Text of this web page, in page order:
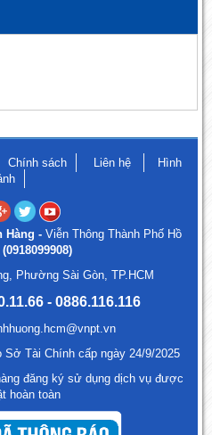
Chính sách Liên hệ
Hình
Hàng - Viễn Thông Thành Phố Hồ
(0918099908)
Phường Sài Gòn, TP.HCM
- 0886.116.116
Sở Tài Chính cấp ngày 24/9/2025
đăng ký sử dụng dịch vụ được
hoàn toàn